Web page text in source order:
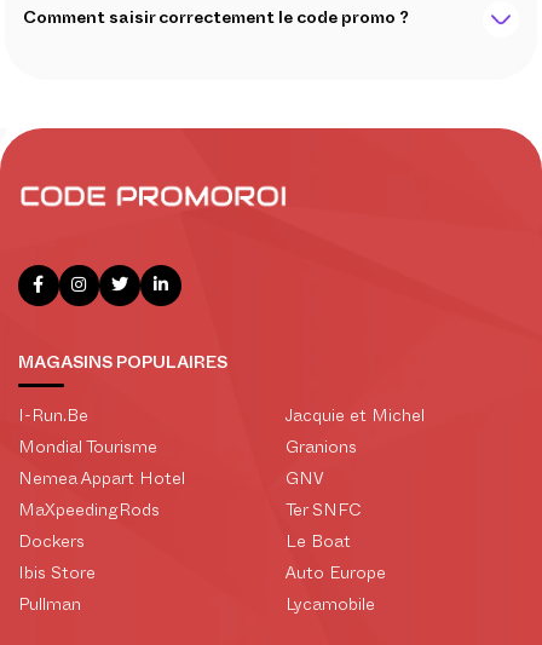
Comment saisir correctement le code promo ?
MAGASINS POPULAIRES
I-Run.Be
Mondial Tourisme
Nemea Appart Hotel
MaXpeedingRods
Dockers
Ibis Store
Pullman
Jacquie et Michel
Granions
GNV
Ter SNFC
Le Boat
Auto Europe
Lycamobile